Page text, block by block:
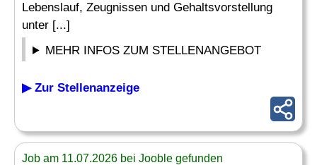
Lebenslauf, Zeugnissen und Gehaltsvorstellung
unter [...]
MEHR INFOS ZUM STELLENANGEBOT
▶ Zur Stellenanzeige
Job am 11.07.2026 bei Jooble gefunden